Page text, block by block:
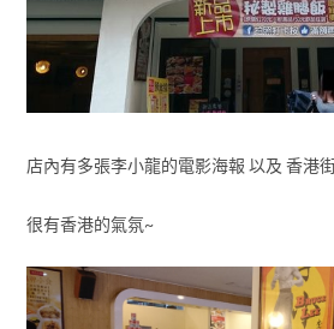
店內有多張李小龍的電影海報 以及 香港
很有香港的氣氛~